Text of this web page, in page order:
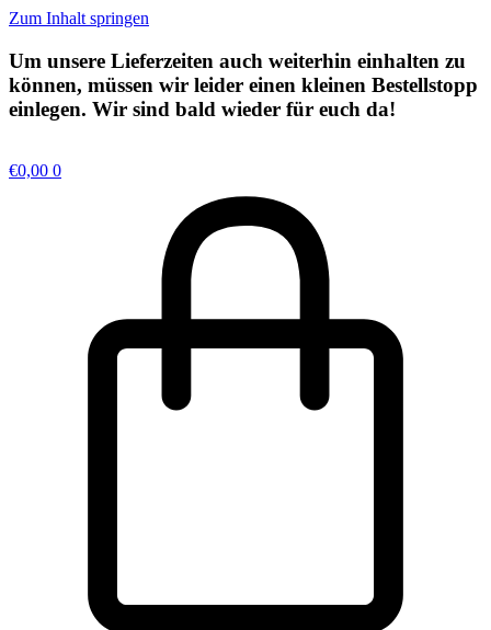
Zum Inhalt springen
Um unsere Lieferzeiten auch weiterhin einhalten zu
können, müssen wir leider einen kleinen Bestellstopp
einlegen. Wir sind bald wieder für euch da!
€0,00 0